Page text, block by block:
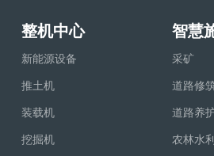
整机中心
新能源设备
推土机
装载机
挖掘机
智慧
采矿
道路修
道路养
农林水